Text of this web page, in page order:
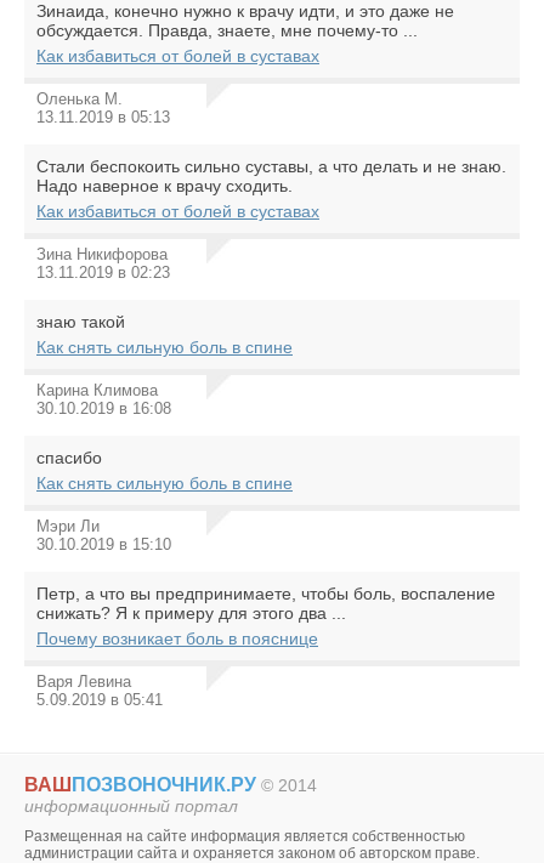
Зинаида, конечно нужно к врачу идти, и это даже не
обсуждается. Правда, знаете, мне почему-то ...
Как избавиться от болей в суставах
Оленька М.
13.11.2019 в 05:13
Стали беспокоить сильно суставы, а что делать и не знаю.
Надо наверное к врачу сходить.
Как избавиться от болей в суставах
Зина Никифорова
13.11.2019 в 02:23
знаю такой
Как снять сильную боль в спине
Карина Климова
30.10.2019 в 16:08
спасибо
Как снять сильную боль в спине
Мэри Ли
30.10.2019 в 15:10
Петр, а что вы предпринимаете, чтобы боль, воспаление
снижать? Я к примеру для этого два ...
Почему возникает боль в пояснице
Варя Левина
5.09.2019 в 05:41
ВАШ ПОЗВОНОЧНИК.РУ © 2014
информационный портал
Размещенная на сайте информация является собственностью
администрации сайта и охраняется законом об авторском праве.